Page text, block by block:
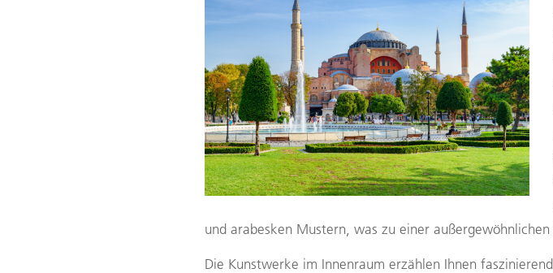
und arabesken Mustern, was zu einer
Die Kunstwerke im Innenraum erzählen Ihnen